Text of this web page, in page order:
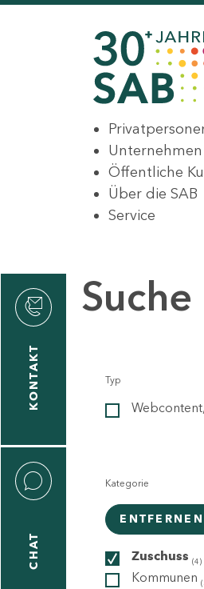
Unternehmen
Öffentliche
Über die SAB
Service
KONTAKT
CHAT
Suche
Typ
Kategorie
ENTFERNEN
Zuschuss (4)
Kommunen